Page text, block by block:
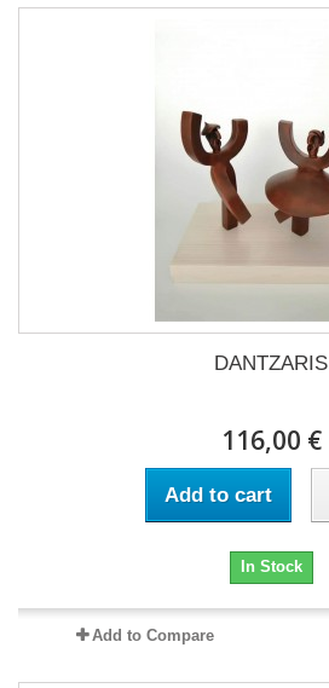
DANTZARIS
116,00 €
Add to cart
In Stock
Add to Compare